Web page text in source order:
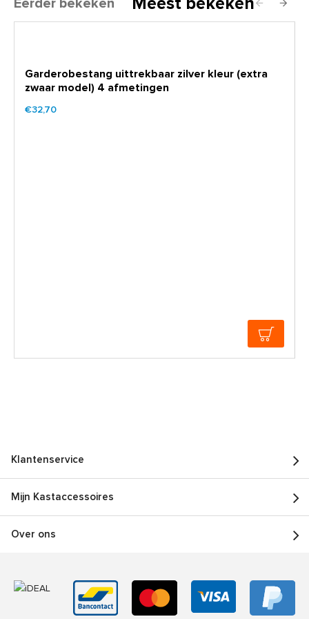
Eerder bekeken Meest bekeken
Garderobestang uittrekbaar zilver kleur (extra
zwaar model) 4 afmetingen
€32,70
Klantenservice
Mijn Kastaccessoires
Over ons